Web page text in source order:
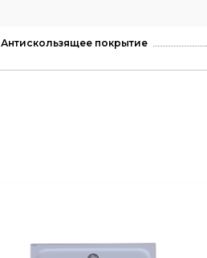
Антискользящее покрытие